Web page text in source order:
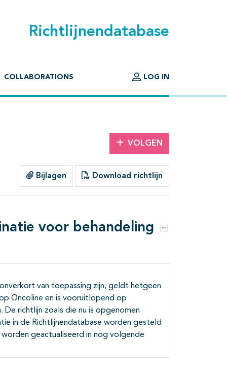
Richtlijnendatabase
COLLABORATIONS LOG IN
VOLGEN
Bijlagen Download richtlijn
voor behandeling Opties
van toepassing zijn, geldt hetgeen
Oncoline en is vooruitlopend op
De richtlijn zoals die nu is opgenomen
in de Richtlijnendatabase worden gesteld
geactualiseerd in nog volgende